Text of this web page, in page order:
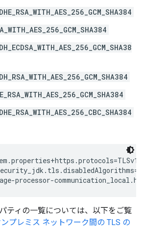
processor-
ティの一覧については、以下をご覧
プレミス ネットワーク間の TLS の